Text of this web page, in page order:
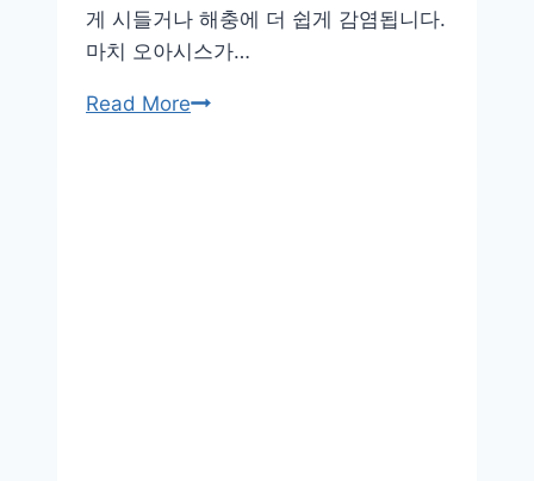
게 시들거나 해충에 더 쉽게 감염됩니다.
마치 오아시스가…
Read More실